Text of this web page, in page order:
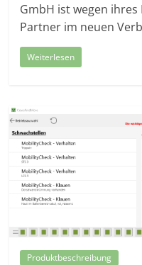
GmbH ist wegen
Partner im neuen
Weiterlesen
Produktbeschreibung